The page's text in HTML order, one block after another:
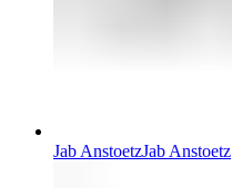
Jab AnstoetzJab Anstoetz